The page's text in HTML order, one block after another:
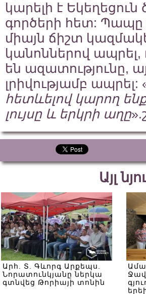
կարելի է
գործերի հետ:
միայն ճիշտ
կանոններով
են ազատությունը,
լրիվությամբ ապրել:
հետևելով կարող
լույսը և երկրի աղը
Այլ
Արհ. Տ. Գևորգ Արքեպս.
Նորատունկյանը ներկա
գտնվեց Թորիայի տոնին